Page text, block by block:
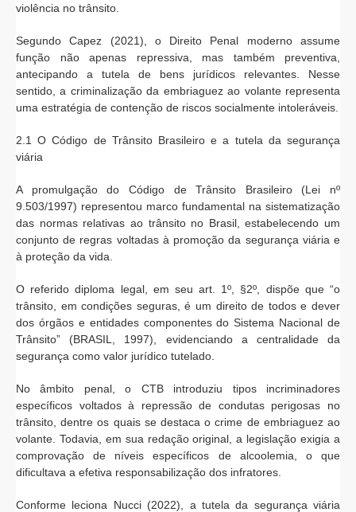
violência no trânsito.
Segundo Capez (2021), o Direito Penal moderno assume
função não apenas repressiva, mas também preventiva,
antecipando a tutela de bens jurídicos relevantes. Nesse
sentido, a criminalização da embriaguez ao volante representa
uma estratégia de contenção de riscos socialmente intoleráveis.
2.1 O Código de Trânsito Brasileiro e a tutela da segurança
viária
A promulgação do Código de Trânsito Brasileiro (Lei nº
9.503/1997) representou marco fundamental na sistematização
das normas relativas ao trânsito no Brasil, estabelecendo um
conjunto de regras voltadas à promoção da segurança viária e
à proteção da vida.
O referido diploma legal, em seu art. 1º, §2º, dispõe que “o
trânsito, em condições seguras, é um direito de todos e dever
dos órgãos e entidades componentes do Sistema Nacional de
Trânsito” (BRASIL, 1997), evidenciando a centralidade da
segurança como valor jurídico tutelado.
No âmbito penal, o CTB introduziu tipos incriminadores
específicos voltados à repressão de condutas perigosas no
trânsito, dentre os quais se destaca o crime de embriaguez ao
volante. Todavia, em sua redação original, a legislação exigia a
comprovação de níveis específicos de alcoolemia, o que
dificultava a efetiva responsabilização dos infratores.
Conforme leciona Nucci (2022), a tutela da segurança viária